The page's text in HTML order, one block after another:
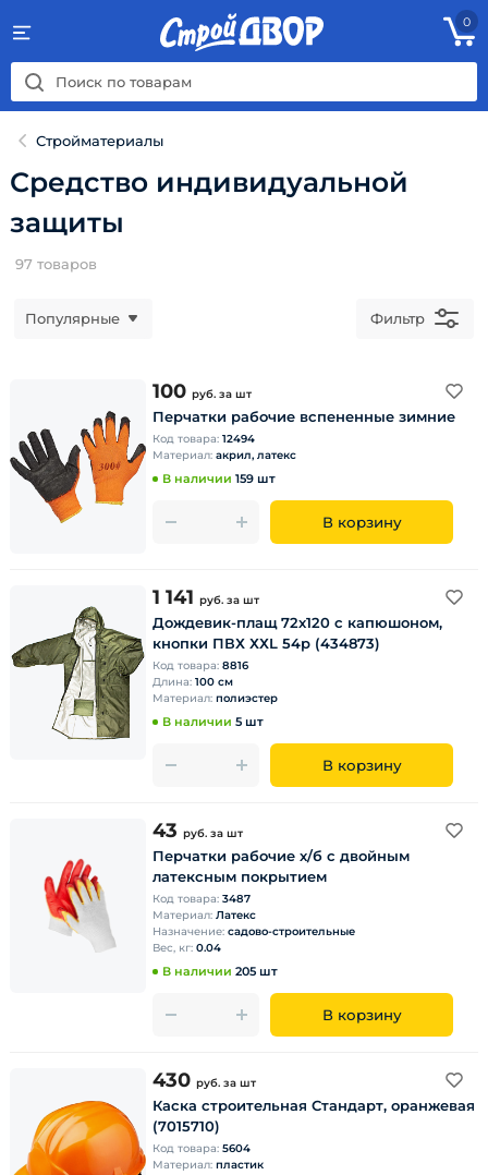
0
Стройматериалы
Средство индивидуальной
защиты
97 товаров
Популярные Фильтр
100 руб. за шт
Перчатки рабочие вспененные зимние
Код товара: 12494
Материал: акрил, латекс
В наличии 159 шт
В корзину
1 141 руб. за шт
Дождевик-плащ 72х120 с капюшоном,
кнопки ПВХ ХХL 54р (434873)
Код товара: 8816
Длина: 100 см
Материал: полиэстер
В наличии 5 шт
В корзину
43 руб. за шт
Перчатки рабочие х/б с двойным
латексным покрытием
Код товара: 3487
Материал: Латекс
Назначение: садово-строительные
Вес, кг: 0.04
В наличии 205 шт
В корзину
430 руб. за шт
Каска строительная Стандарт, оранжевая
(7015710)
Код товара: 5604
Материал: пластик